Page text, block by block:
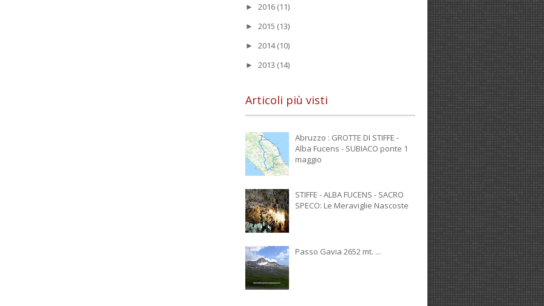
► 2016 (11)
► 2015 (13)
► 2014(10)
► 2013 (14)
Articoli più visti
Abruzzo : GROTTE DI STIFFE -
Alba Fucens - SUBIACO ponte 1
maggio
STIFFE - ALBA FUCENS - SACRO
SPECO: Le Meraviglie Nascoste
Passo Gavia 2652 mt. ...